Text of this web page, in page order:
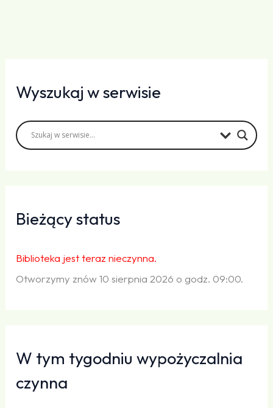
Wyszukaj w serwisie
Bieżący status
Biblioteka jest teraz nieczynna.
Otworzymy znów 10 sierpnia 2026 o godz. 09:00.
W tym tygodniu wypożyczalnia
czynna